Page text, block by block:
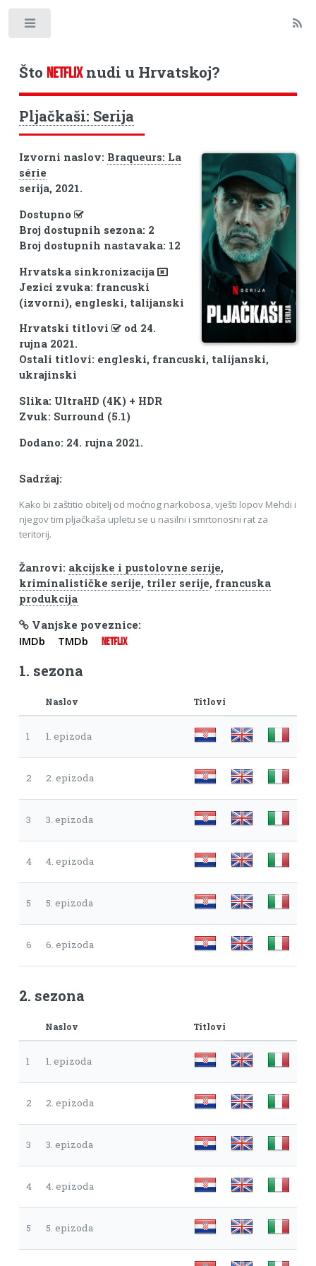
Što NETFLIXnudi u Hrvatskoj?
Pljačkaši: Serija
Izvorni naslov: Braqueurs: La
série
serija, 2021.
Dostupno
Broj dostupnih sezona: 2
Broj dostupnih nastavaka: 12
Hrvatska sinkronizacija
Jezici zvuka: francuski
(izvorni), engleski, talijanski
Hrvatski titlovi
od 24.
rujna 2021.
Ostali titlovi: engleski, francuski, talijanski,
ukrajinski
Slika: UltraHD (4K) + HDR
Zvuk: Surround (5.1)
Dodano: 24. rujna 2021.
Sadržaj:
Kako bi zaštitio obitelj od moćnog narkobosa, vješti lopov Mehdi i
njegov tim pljačkaša upletu se u nasilni i smrtonosni rat za
teritorij.
Žanrovi: akcijske i pustolovne serije,
kriminalističke serije, triler serije, francuska
produkcija
Vanjske poveznice:
IMDb TMDb NETFLIX
1. sezona
Naslov Titlovi
1 1. epizoda
2 2. epizoda
3 3. epizoda
4 4. epizoda
5 5. epizoda
6 6. epizoda
2. sezona
Naslov Titlovi
1 1. epizoda
2 2. epizoda
3 3. epizoda
4 4. epizoda
5 5. epizoda